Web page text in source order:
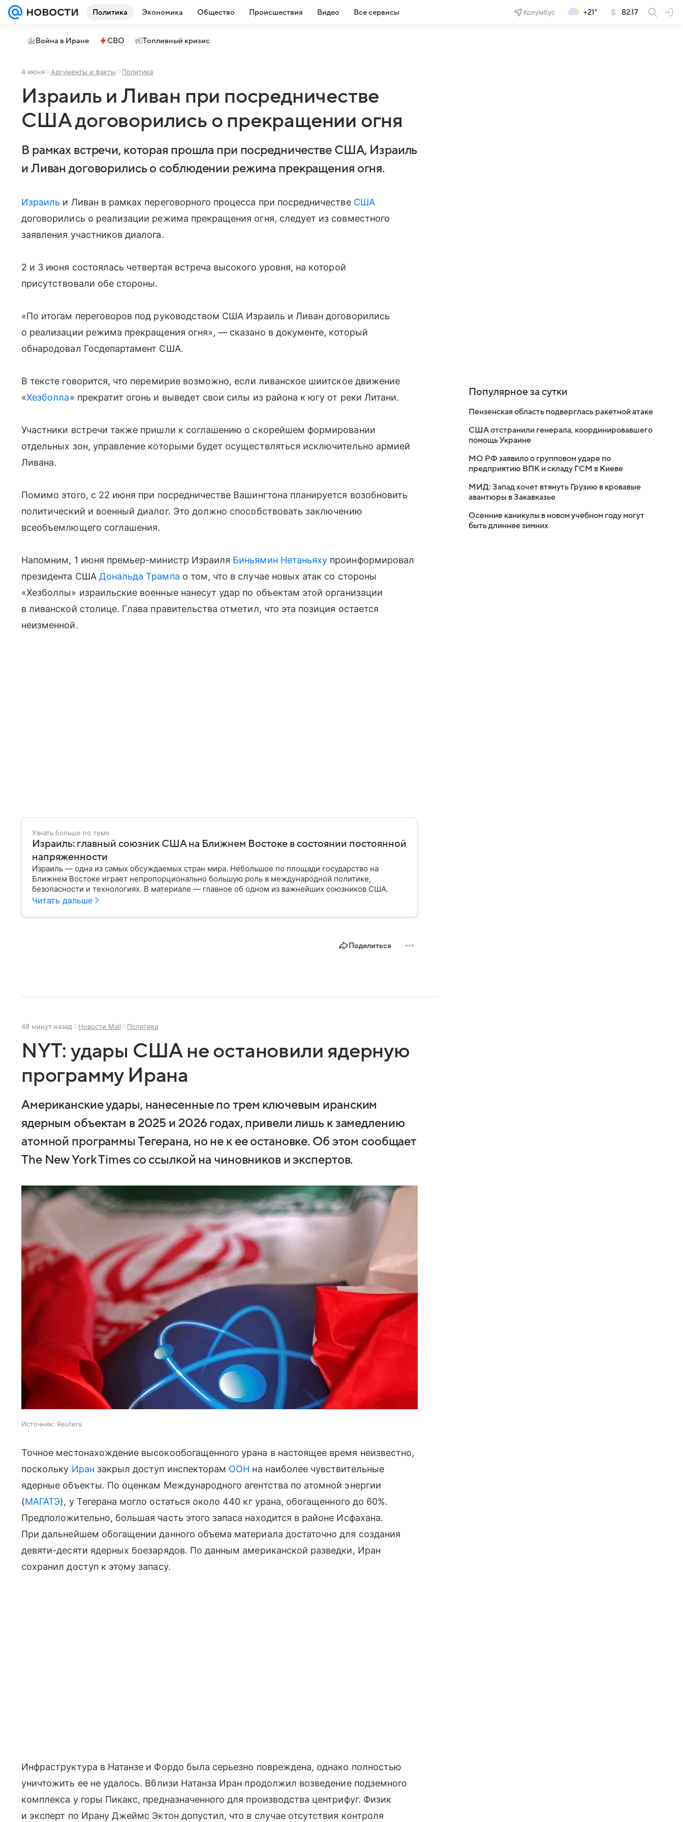
Политика Экономика Общество Происшествия Видео Все сервисы Колумбус +21° 82.17
Война в Иране СВО Топливный кризис
4 июня Аргументы и факты Политика
Израиль и Ливан при посредничестве
США договорились о прекращении огня
В рамках встречи, которая прошла при посредничестве США, Израиль
и Ливан договорились о соблюдении режима прекращения огня.
Израиль и Ливан в рамках переговорного процесса при посредничестве США
договорились о реализации режима прекращения огня, следует из совместного
заявления участников диалога.
2 и 3 июня состоялась четвертая встреча высокого уровня, на которой
присутствовали обе стороны.
«По итогам переговоров под руководством США Израиль и Ливан договорились
о реализации режима прекращения огня», — сказано в документе, который
обнародовал Госдепартамент США.
В тексте говорится, что перемирие возможно, если ливанское шиитское движение
«Хезболла» прекратит огонь и выведет свои силы из района к югу от реки Литани.
Участники встречи также пришли к соглашению о скорейшем формировании
отдельных зон, управление которыми будет осуществляться исключительно армией
Ливана.
Помимо этого, с 22 июня при посредничестве Вашингтона планируется возобновить
политический и военный диалог. Это должно способствовать заключению
всеобъемлющего соглашения.
Напомним, 1 июня премьер-министр Израиля Биньямин Нетаньяху проинформировал
президента США Дональда Трампа о том, что в случае новых атак со стороны
«Хезболлы» израильские военные нанесут удар по объектам этой организации
в ливанской столице. Глава правительства отметил, что эта позиция остается
неизменной.
Узнать больше по теме
Израиль: главный союзник США на Ближнем Востоке в состоянии постоянной
напряженности
Израиль — одна из самых обсуждаемых стран мира. Небольшое по площади государство на
Ближнем Востоке играет непропорционально большую роль в международной политике,
безопасности и технологиях. В материале — главное об одном из важнейших союзников США.
Читать дальше
Поделиться
48 минут назад Новости Mail Политика
NYT: удары США не остановили ядерную
программу Ирана
Американские удары, нанесенные по трем ключевым иранским
ядерным объектам в 2025 и 2026 годах, привели лишь к замедлению
атомной программы Тегерана, но не к ее остановке. Об этом сообщает
The New York Times со ссылкой на чиновников и экспертов.
Источник: Reuters
Точное местонахождение высокообогащенного урана в настоящее время неизвестно,
поскольку Иран закрыл доступ инспекторам ООН на наиболее чувствительные
ядерные объекты. По оценкам Международного агентства по атомной энергии
(МАГАТЭ), у Тегерана могло остаться около 440 кг урана, обогащенного до 60%.
Предположительно, большая часть этого запаса находится в районе Исфахана.
При дальнейшем обогащении данного объема материала достаточно для создания
девяти-десяти ядерных боезарядов. По данным американской разведки, Иран
сохранил доступ к этому запасу.
Инфраструктура в Натанзе и Фордо была серьезно повреждена, однако полностью
уничтожить ее не удалось. Вблизи Натанза Иран продолжил возведение подземного
комплекса у горы Пикакс, предназначенного для производства центрифуг. Физик
и эксперт по Ирану Джеймс Эктон допустил, что в случае отсутствия контроля
Популярное за сутки
Пензенская область подверглась ракетной атаке
США отстранили генерала, координировавшего
помощь Украине
МО РФ заявило о групповом ударе по
предприятию ВПК и складу ГСМ в Киеве
МИД: Запад хочет втянуть Грузию в кровавые
авантюры в Закавказье
Осенние каникулы в новом учебном году могут
быть длиннее зимних